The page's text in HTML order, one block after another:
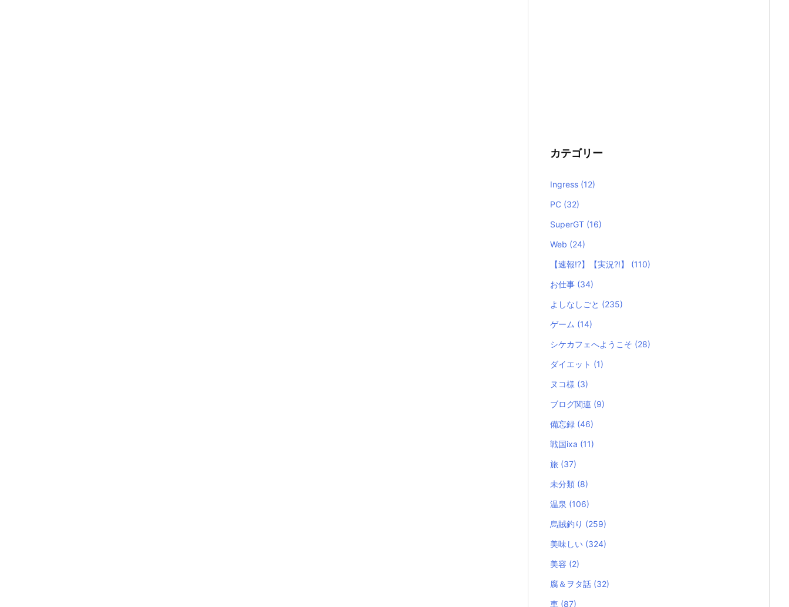
カテゴリー
Ingress (12)
PC (32)
SuperGT (16)
Web (24)
【速報!?】【実況?!】 (110)
お仕事 (34)
よしなしごと (235)
ゲーム (14)
シケカフェへようこそ (28)
ダイエット (1)
ヌコ様 (3)
ブログ関連 (9)
備忘録 (46)
戦国ixa (11)
旅 (37)
未分類 (8)
温泉 (106)
烏賊釣り (259)
美味しい (324)
美容 (2)
腐＆ヲタ話 (32)
車 (87)